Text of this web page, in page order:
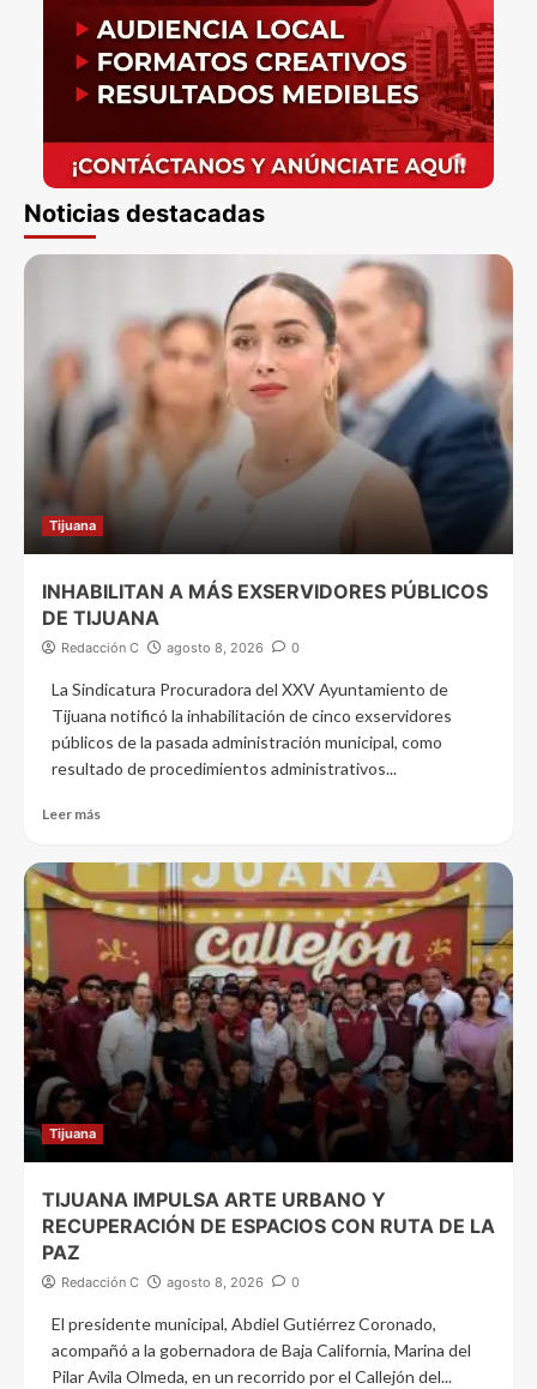
Noticias destacadas
Tijuana
INHABILITAN A MÁS EXSERVIDORES PÚBLICOS
DE TIJUANA
Redacción C agosto 8, 2026 0
La Sindicatura Procuradora del XXV Ayuntamiento de
Tijuana notificó la inhabilitación de cinco exservidores
públicos de la pasada administración municipal, como
resultado de procedimientos administrativos...
Leer más
Tijuana
TIJUANA IMPULSA ARTE URBANO Y
RECUPERACIÓN DE ESPACIOS CON RUTA DE LA
PAZ
Redacción C agosto 8, 2026 0
El presidente municipal, Abdiel Gutiérrez Coronado,
acompañó a la gobernadora de Baja California, Marina del
Pilar Avila Olmeda, en un recorrido por el Callejón del...